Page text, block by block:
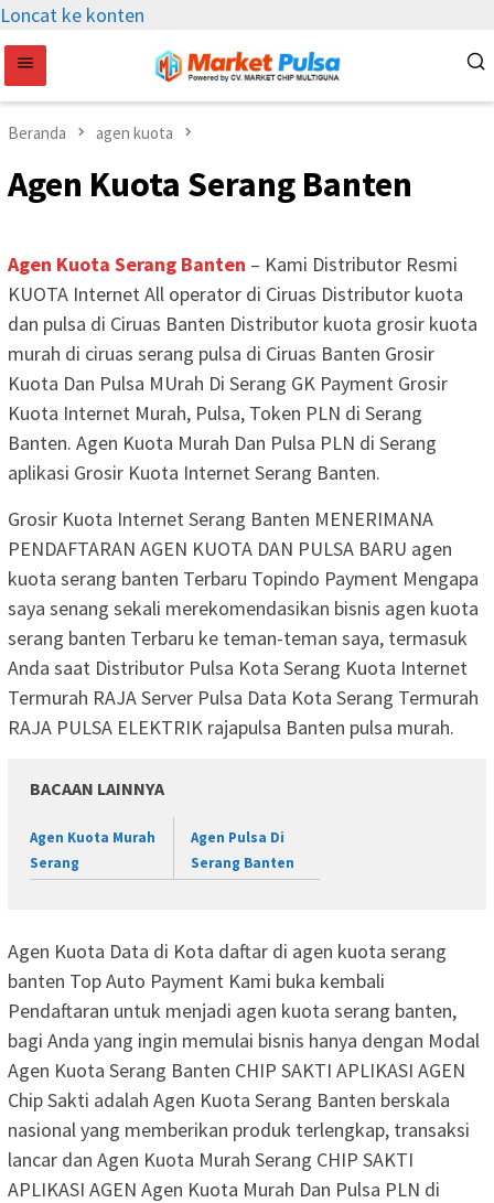
Loncat ke konten
Beranda agen kuota
Agen Kuota Serang Banten
Agen Kuota Serang Banten – Kami Distributor Resmi
KUOTA Internet All operator di Ciruas Distributor kuota
dan pulsa di Ciruas Banten Distributor kuota grosir kuota
murah di ciruas serang pulsa di Ciruas Banten Grosir
Kuota Dan Pulsa MUrah Di Serang GK Payment Grosir
Kuota Internet Murah, Pulsa, Token PLN di Serang
Banten. Agen Kuota Murah Dan Pulsa PLN di Serang
aplikasi Grosir Kuota Internet Serang Banten.
Grosir Kuota Internet Serang Banten MENERIMANA
PENDAFTARAN AGEN KUOTA DAN PULSA BARU agen
kuota serang banten Terbaru Topindo Payment Mengapa
saya senang sekali merekomendasikan bisnis agen kuota
serang banten Terbaru ke teman-teman saya, termasuk
Anda saat Distributor Pulsa Kota Serang Kuota Internet
Termurah RAJA Server Pulsa Data Kota Serang Termurah
RAJA PULSA ELEKTRIK rajapulsa Banten pulsa murah.
BACAAN LAINNYA
Agen Kuota Murah
Serang
Agen Pulsa Di
Serang Banten
Agen Kuota Data di Kota daftar di agen kuota serang
banten Top Auto Payment Kami buka kembali
Pendaftaran untuk menjadi agen kuota serang banten,
bagi Anda yang ingin memulai bisnis hanya dengan Modal
Agen Kuota Serang Banten CHIP SAKTI APLIKASI AGEN
Chip Sakti adalah Agen Kuota Serang Banten berskala
nasional yang memberikan produk terlengkap, transaksi
lancar dan Agen Kuota Murah Serang CHIP SAKTI
APLIKASI AGEN Agen Kuota Murah Dan Pulsa PLN di